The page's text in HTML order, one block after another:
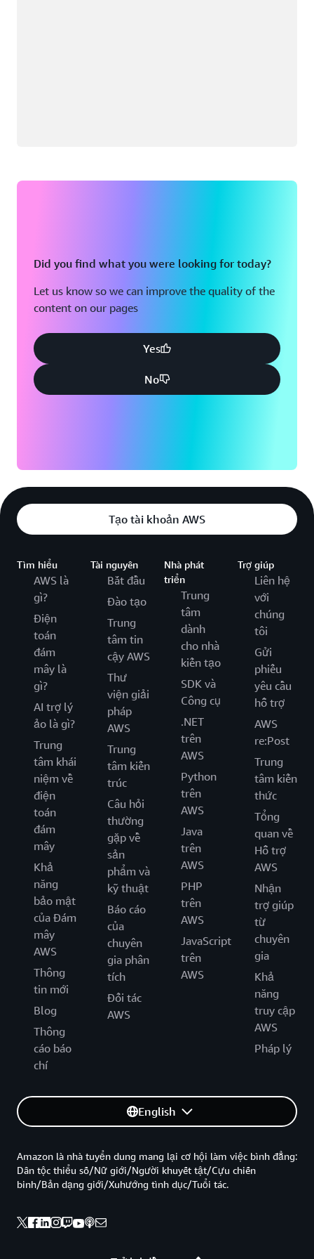
Did you find what you were looking for today?
Let us know so we can improve the quality of the
content on our pages
Yes
No
Tạo tài khoản AWS
Tìm hiểu
AWS là
gì?
Điện
toán
đám
mây là
gì?
AI trợ lý
ảo là gì?
Trung
tâm khái
niệm về
điện
toán
đám
mây
Khả
năng
bảo mật
của Đám
mây
AWS
Thông
tin mới
Blog
Thông
cáo báo
chí
Tài nguyên
Bắt đầu
Đào tạo
Trung
tâm tin
cậy AWS
Thư
viện giải
pháp
AWS
Trung
tâm kiến
trúc
Câu hỏi
thường
gặp về
sản
phẩm và
kỹ thuật
Báo cáo
của
chuyên
gia phân
tích
Đối tác
AWS
Nhà phát
triển
Trung
tâm
dành
cho nhà
kiến tạo
SDK và
Công cụ
.NET
trên
AWS
Python
trên
AWS
Java
trên
AWS
PHP
trên
AWS
JavaScript
trên
AWS
Trợ giúp
Liên hệ
với
chúng
tôi
Gửi
phiếu
yêu cầu
hỗ trợ
AWS
re:Post
Trung
tâm kiến
thức
Tổng
quan về
Hỗ trợ
AWS
Nhận
trợ giúp
từ
chuyên
gia
Khả
năng
truy cập
AWS
Pháp lý
English
Amazon là nhà tuyển dung mang lại cơ hội làm việc bình đẳng:
Dân tộc thiểu số/Nữ giới/Người khuyết tật/Cựu chiến
binh/Bản dạng giới/Xuhướng tình dục/Tuổi tác.